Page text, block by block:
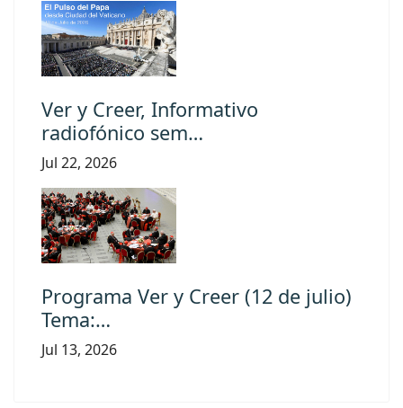
Ver y Creer, Informativo
radiofónico sem…
Jul 22, 2026
Programa Ver y Creer (12 de julio)
Tema:…
Jul 13, 2026